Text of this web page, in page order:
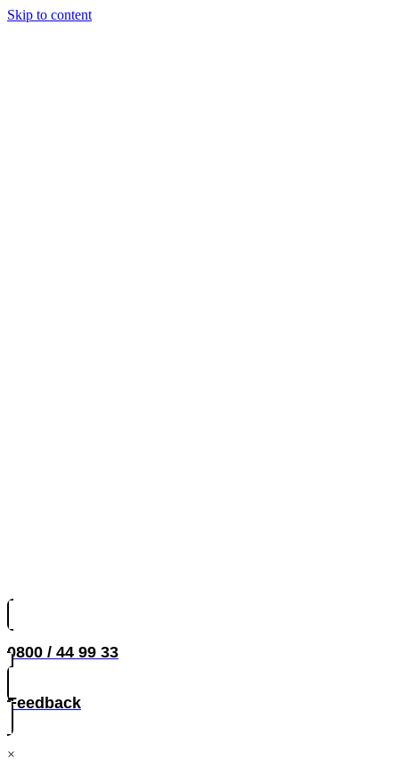
Skip to content
0800 / 44 99 33
Feedback
×